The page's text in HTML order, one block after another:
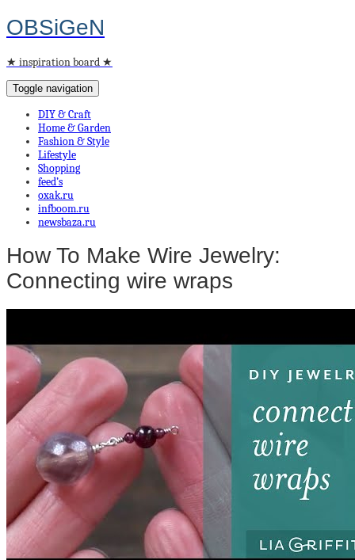
OBSiGeN
★ inspiration board ★
Toggle navigation
DIY & Craft
Home & Garden
Fashion & Style
Lifestyle
Shopping
feed’s
oxak.ru
infboom.ru
newsbaza.ru
How To Make Wire Jewelry:
Connecting wire wraps